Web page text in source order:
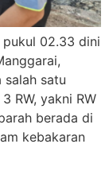
02.33 dini
salah satu
RW, yakni RW
berada di
kebakaran